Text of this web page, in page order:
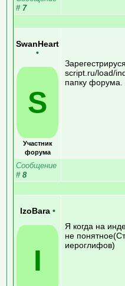
# 7
SwanHeart
•
S
Участник
форума
script.ru/load/
папку форума.
Сообщение
# 8
IzoBara •
I
Я когда на
не
иероглифов)